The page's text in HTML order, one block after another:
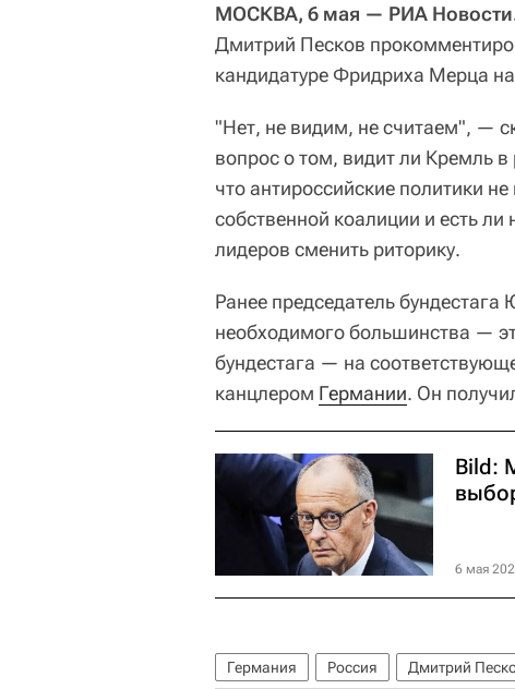
МОСКВА, 6 мая — РИА
Дмитрий Песков
кандидатуре Фридриха Мерца
"Нет, не видим, не считаем", —
вопрос о том, видит ли Кремль в
что антироссийские политики
собственной коалиции и есть
лидеров сменить риторику.
Ранее председатель
необходимого большинства —
бундестага — на
канцлером Германии. Он
Bild:
6 мая
Германия Россия Дмитрий